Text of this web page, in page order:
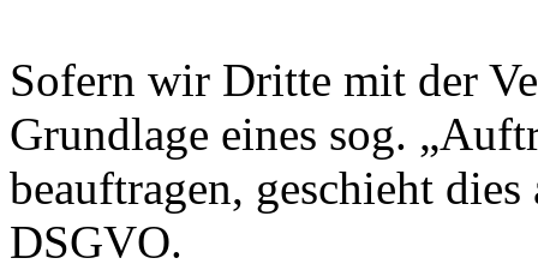
Sofern wir Dritte mit der
Grundlage eines sog.
beauftragen, geschieht
DSGVO.